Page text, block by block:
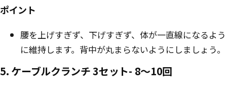
ポイント
腰を上げすぎず、下げすぎず、体が一直線になるよう
に維持します。背中が丸まらないようにしましょう。
5. ケーブルクランチ 3セット- 8〜10回